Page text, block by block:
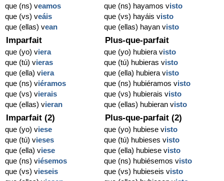
que (ns) veamos
que (vs) veáis
que (ellas) vean
que (ns) hayamos visto
que (vs) hayáis visto
que (ellas) hayan visto
Imparfait
que (yo) viera
que (tú) vieras
que (ella) viera
que (ns) viéramos
que (vs) vierais
que (ellas) vieran
Plus-que-parfait
que (yo) hubiera visto
que (tú) hubieras visto
que (ella) hubiera visto
que (ns) hubiéramos visto
que (vs) hubierais visto
que (ellas) hubieran visto
Imparfait (2)
que (yo) viese
que (tú) vieses
que (ella) viese
que (ns) viésemos
que (vs) vieseis
Plus-que-parfait (2)
que (yo) hubiese visto
que (tú) hubieses visto
que (ella) hubiese visto
que (ns) hubiésemos visto
que (vs) hubieseis visto